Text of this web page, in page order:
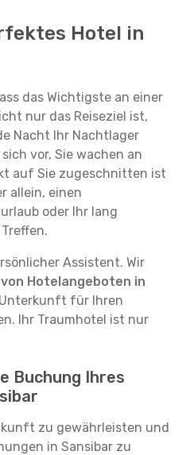
Hotel in
das Wichtigste an einer
nur das Reiseziel ist,
Nacht Ihr Nachtlager
vor, Sie wachen an
auf Sie zugeschnitten ist
allein, einen
oder Ihr lang
Assistent. Wir
Hotelangeboten in
für Ihren
Ihr Traumhotel ist nur
Buchung Ihres
zu gewährleisten und
in Sansibar zu